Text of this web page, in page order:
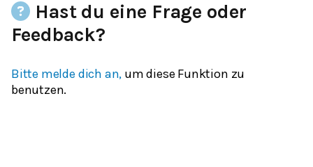
Hast du eine Frage oder
Feedback?
Bitte melde dich an, um diese Funktion zu
benutzen.